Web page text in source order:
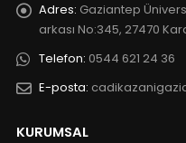
Adres: Gaziantep
arkası No:345, 27470
Telefon: 0544 621 24 36
E-posta:
KURUMSAL